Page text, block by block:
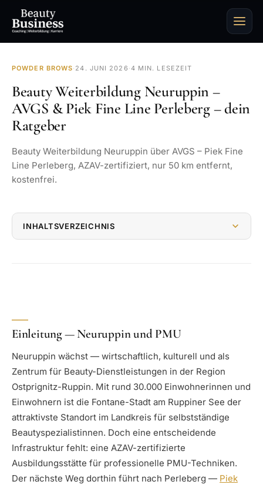
POWDER BROWS· 24. JUNI 2026 ·4 MIN. LESEZEIT
Beauty Weiterbildung Neuruppin –
AVGS & Piek Fine Line Perleberg – dein
Ratgeber
Beauty Weiterbildung Neuruppin über AVGS – Piek Fine
Line Perleberg, AZAV-zertifiziert, nur 50 km entfernt,
kostenfrei.
INHALTSVERZEICHNIS
Einleitung — Neuruppin und PMU
Neuruppin wächst — wirtschaftlich, kulturell und als
Zentrum für Beauty-Dienstleistungen in der Region
Ostprignitz-Ruppin. Mit rund 30.000 Einwohnerinnen und
Einwohnern ist die Fontane-Stadt am Ruppiner See der
attraktivste Standort im Landkreis für selbstständige
Beautyspezialistinnen. Doch eine entscheidende
Infrastruktur fehlt: eine AZAV-zertifizierte
Ausbildungsstätte für professionelle PMU-Techniken.
Der nächste Weg dorthin führt nach Perleberg — Piek